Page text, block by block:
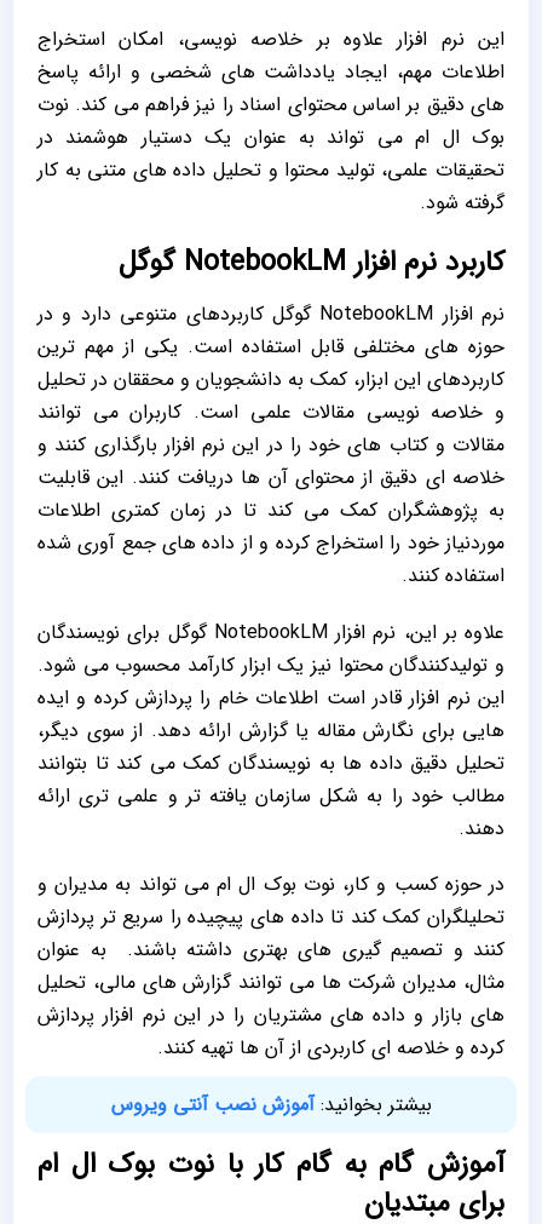
این نرم ‌افزار علاوه بر خلاصه ‌نویسی، امکان استخراج
اطلاعات مهم، ایجاد یادداشت‌ های شخصی و ارائه پاسخ‌
های دقیق بر اساس محتوای اسناد را نیز فراهم می‌ کند. نوت
بوک ال ام می‌ تواند به ‌عنوان یک دستیار هوشمند در
تحقیقات علمی، تولید محتوا و تحلیل داده ‌های متنی به کار
گرفته شود.
کاربرد نرم ‌افزار NotebookLM گوگل
نرم‌ افزار NotebookLM گوگل کاربردهای متنوعی دارد و در
حوزه‌ های مختلفی قابل استفاده است. یکی از مهم ‌ترین
کاربردهای این ابزار، کمک به دانشجویان و محققان در تحلیل
و خلاصه ‌نویسی مقالات علمی است. کاربران می‌ توانند
مقالات و کتاب‌ های خود را در این نرم ‌افزار بارگذاری کنند و
خلاصه ‌ای دقیق از محتوای آن ‌ها دریافت کنند. این قابلیت
به پژوهشگران کمک می‌ کند تا در زمان کمتری اطلاعات
موردنیاز خود را استخراج کرده و از داده ‌های جمع ‌آوری شده
استفاده کنند.
علاوه بر این، نرم ‌افزار NotebookLM گوگل برای نویسندگان
و تولیدکنندگان محتوا نیز یک ابزار کارآمد محسوب می ‌شود.
این نرم ‌افزار قادر است اطلاعات خام را پردازش کرده و ایده‌
هایی برای نگارش مقاله یا گزارش ارائه دهد. از سوی دیگر،
تحلیل دقیق داده ‌ها به نویسندگان کمک می‌ کند تا بتوانند
مطالب خود را به شکل سازمان ‌یافته ‌تر و علمی‌ تری ارائه
دهند.
در حوزه کسب ‌و کار، نوت بوک ال ام می ‌تواند به مدیران و
تحلیلگران کمک کند تا داده‌ های پیچیده را سریع ‌تر پردازش
کنند و تصمیم‌ گیری ‌های بهتری داشته باشند. به عنوان
مثال، مدیران شرکت ‌ها می ‌توانند گزارش‌ های مالی، تحلیل‌
های بازار و داده ‌های مشتریان را در این نرم ‌افزار پردازش
کرده و خلاصه ‌ای کاربردی از آن ‌ها تهیه کنند.
بیشتر بخوانید:آموزش نصب آنتی ویروس
آموزش گام به گام کار با نوت بوک ال ام
برای مبتدیان